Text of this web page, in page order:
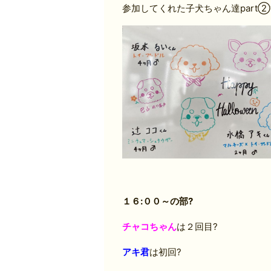
参加してくれた子犬ちゃん達
１６:００～の部?
チャコちゃんは２回目?
アキ君は初回?